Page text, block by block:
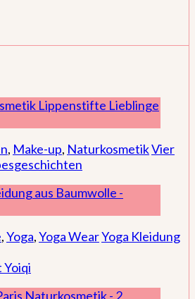
, Make-up, NaturkosmetikVier
,Yoga,Yoga WearYoga Kleidung
Yoiqi